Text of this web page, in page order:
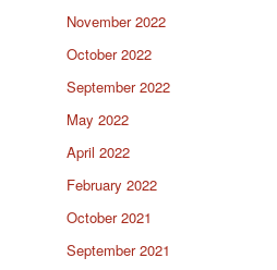
November 2022
October 2022
September 2022
May 2022
April 2022
February 2022
October 2021
September 2021